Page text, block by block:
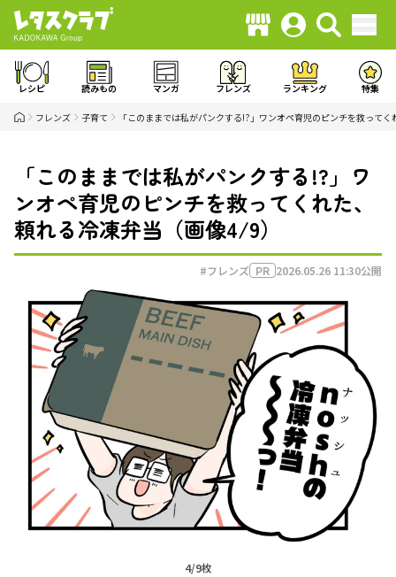
レシピ 読みもの マンガ フレンズ ランキング 特集
フレンズ 子育て 「このままでは私がパンクする!?」ワンオペ育児のピンチを救って
「このままでは私がパンクする!?」ワ
ンオペ育児のピンチを救ってくれた、
頼れる冷凍弁当（画像4/9）
#フレンズ PR 2026.05.26 11:30公開
4/9枚